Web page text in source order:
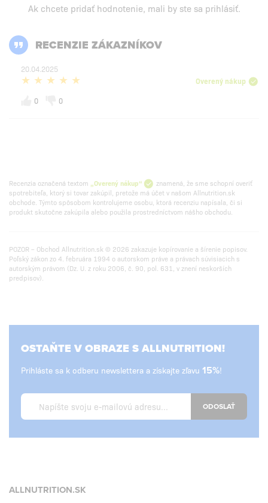
Ak chcete pridať hodnotenie, mali by ste sa prihlásiť.
RECENZIE ZÁKAZNÍKOV
20.04.2025
Overený nákup
0
0
Recenzia označená textom „Overený nákup“
znamená, že sme schopní overiť
spotrebiteľa, ktorý si tovar zakúpil, pretože má účet v našom Allnutrition.sk
obchode. Týmto spôsobom kontrolujeme osobu, ktorá recenziu napísala, či si
produkt skutočne zakúpila alebo použila prostredníctvom nášho obchodu.
POZOR – Obchod Allnutrition.sk © 2026 zakazuje kopírovanie a šírenie popisov.
Poľský zákon zo 4. februára 1994 o autorskom práve a právach súvisiacich s
autorským právom (Dz. U. z roku 2006, č. 90, pol. 631, v znení neskorších
predpisov).
OSTAŇTE V OBRAZE S ALLNUTRITION!
Prihláste sa k odberu newslettera a získajte zľavu 15%!
ODOSLAŤ
ALLNUTRITION.SK